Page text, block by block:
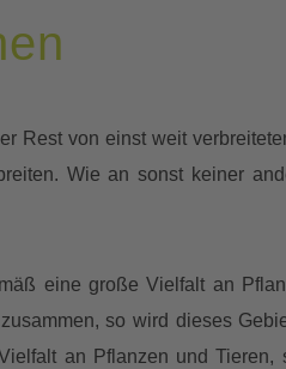
Rest von einst weit
Wie an sonst keiner
eine große Vielfalt an
so wird dieses
an Pflanzen und